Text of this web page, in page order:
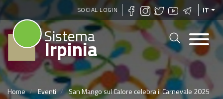
Salta
al
contenuto
principale
SOCIAL LOGIN IT
Sistema
Irpinia
Home Eventi San Mango sul Calore celebra il Carnevale 2025